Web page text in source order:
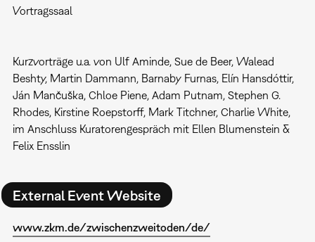
Vortragssaal
Kurzvorträge u.a. von Ulf Aminde, Sue de Beer, Walead
Beshty, Martin Dammann, Barnaby Furnas, Elín Hansdóttir,
Ján Mančuška, Chloe Piene, Adam Putnam, Stephen G.
Rhodes, Kirstine Roepstorff, Mark Titchner, Charlie White,
im Anschluss Kuratorengespräch mit Ellen Blumenstein &
Felix Ensslin
External Event Website
www.zkm.de/zwischenzweitoden/de/